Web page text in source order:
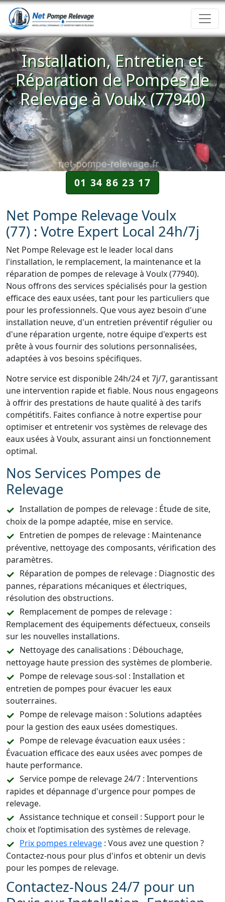
Installation, Entretien et
Réparation de Pompes de
Relevage à Voulx (77940)
01 34 86 23 17
Net Pompe Relevage Voulx
(77) : Votre Expert Local 24h/7j
Net Pompe Relevage est le leader local dans
l'installation, le remplacement, la maintenance et la
réparation de pompes de relevage à Voulx (77940).
Nous offrons des services spécialisés pour la gestion
efficace des eaux usées, tant pour les particuliers que
pour les professionnels. Que vous ayez besoin d'une
installation neuve, d'un entretien préventif régulier ou
d'une réparation urgente, notre équipe d'experts est
prête à vous fournir des solutions personnalisées,
adaptées à vos besoins spécifiques.
Notre service est disponible 24h/24 et 7j/7, garantissant
une intervention rapide et fiable. Nous nous engageons
à offrir des prestations de haute qualité à des tarifs
compétitifs. Faites confiance à notre expertise pour
optimiser et entretenir vos systèmes de relevage des
eaux usées à Voulx, assurant ainsi un fonctionnement
optimal.
Nos Services Pompes de
Relevage
Installation de pompes de relevage : Étude de site,
choix de la pompe adaptée, mise en service.
Entretien de pompes de relevage : Maintenance
préventive, nettoyage des composants, vérification des
paramètres.
Réparation de pompes de relevage : Diagnostic des
pannes, réparations mécaniques et électriques,
résolution des obstructions.
Remplacement de pompes de relevage :
Remplacement des équipements défectueux, conseils
sur les nouvelles installations.
Nettoyage des canalisations : Débouchage,
nettoyage haute pression des systèmes de plomberie.
Pompe de relevage sous-sol : Installation et
entretien de pompes pour évacuer les eaux
souterraines.
Pompe de relevage maison : Solutions adaptées
pour la gestion des eaux usées domestiques.
Pompe de relevage évacuation eaux usées :
Évacuation efficace des eaux usées avec pompes de
haute performance.
Service pompe de relevage 24/7 : Interventions
rapides et dépannage d'urgence pour pompes de
relevage.
Assistance technique et conseil : Support pour le
choix et l’optimisation des systèmes de relevage.
Prix pompes relevage : Vous avez une question ?
Contactez-nous pour plus d'infos et obtenir un devis
pour les pompes de relevage.
Contactez-Nous 24/7 pour un